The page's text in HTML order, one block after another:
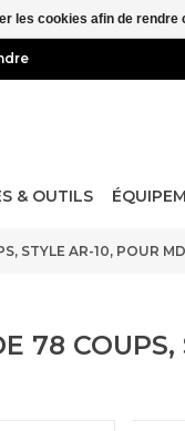
& OUTILS
STYLE AR-10, POUR
78 COUPS,
les cookies afin de